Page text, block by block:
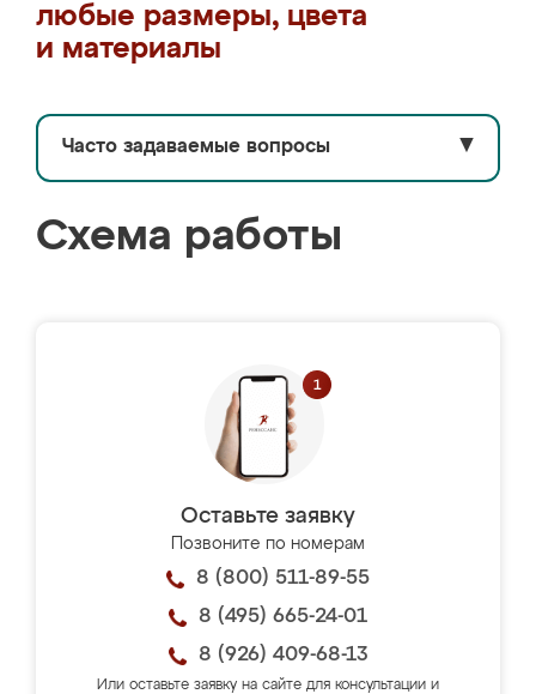
любые размеры, цвета
и материалы
Часто задаваемые вопросы ▼
Схема работы
Оставьте заявку
Позвоните по номерам
8 (800) 511-89-55
8 (495) 665-24-01
8 (926) 409-68-13
Или оставьте заявку на сайте для консультации и